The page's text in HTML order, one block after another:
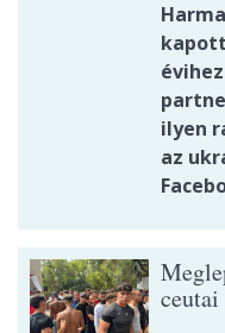
ilyen
az